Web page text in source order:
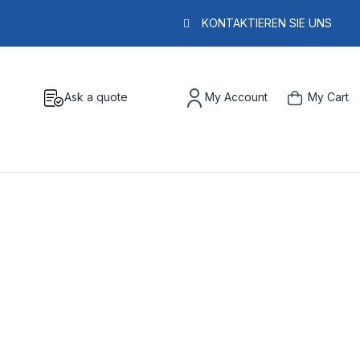
KONTAKTIEREN SIE UNS
Ask a quote My Account My Cart